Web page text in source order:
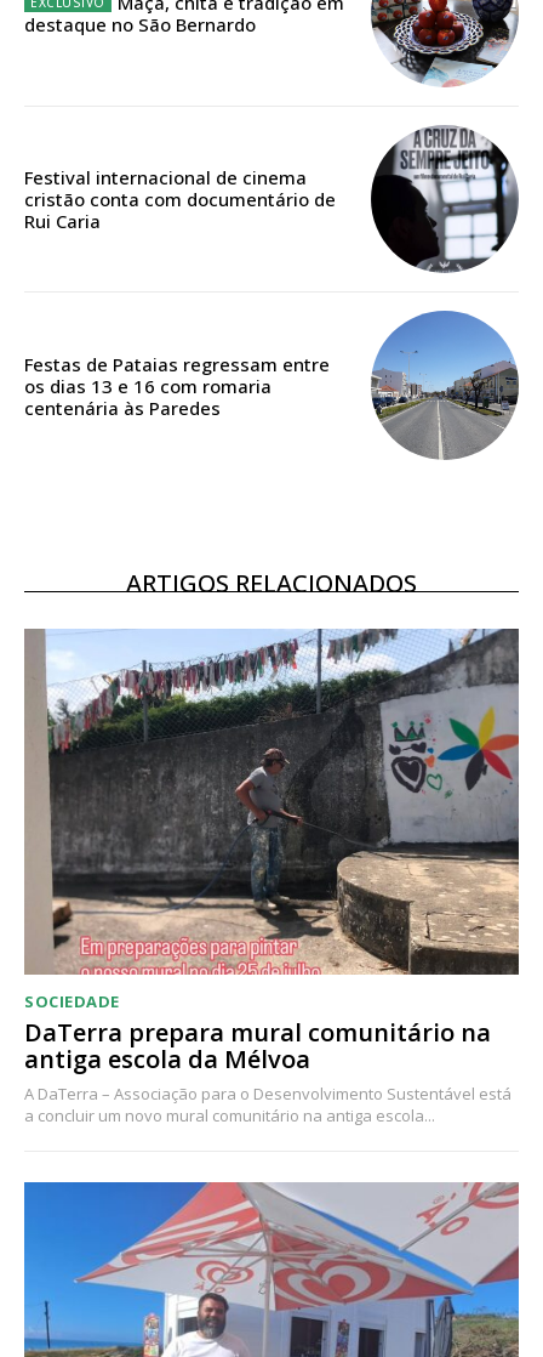
Edição em papel entregue à Quinta-feira em sua
Acesso aos conteúdos Exclusivos para
assinantes
12 meses
Acesso ao conteúdo online
Acesso aos conteúdos Exclusivos para
assinantes
Ofertas para assinatura anual
Escolha o plano
destaque no São Bernardo
Festival internacional de cinema
cristão conta com documentário de
Rui Caria
Festas de Pataias regressam entre
os dias 13 e 16 com romaria
centenária às Paredes
ARTIGOS RELACIONADOS
SOCIEDADE
DaTerra prepara mural comunitário na
antiga escola da Mélvoa
A DaTerra – Associação para o Desenvolvimento Sustentável está
a concluir um novo mural comunitário na antiga escola...